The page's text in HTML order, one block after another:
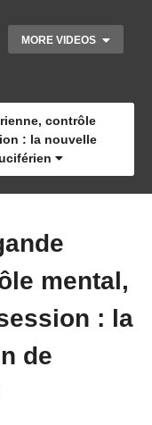
MORE VIDEOS
son alter
d’une
contrôle
: la nouvelle
mental,
: la
de